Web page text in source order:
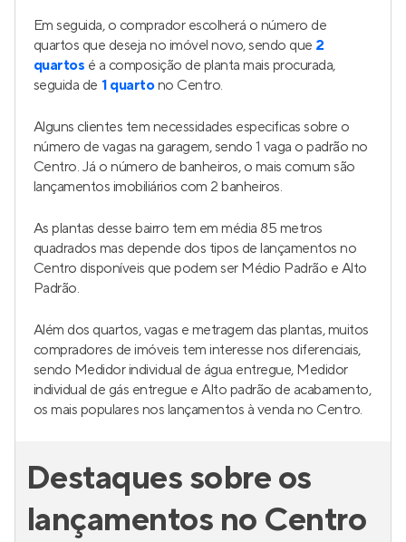
Em seguida, o comprador escolherá o número de
quartos que deseja no imóvel novo, sendo que 2
quartos é a composição de planta mais procurada,
seguida de 1 quartono Centro.
Alguns clientes tem necessidades especificas sobre o
número de vagas na garagem, sendo 1 vaga o padrão no
Centro. Já o número de banheiros, o mais comum são
lançamentos imobiliários com 2 banheiros.
As plantas desse bairro tem em média 85 metros
quadrados mas depende dos tipos de lançamentos no
Centro disponíveis que podem ser Médio Padrão e Alto
Padrão.
Além dos quartos, vagas e metragem das plantas, muitos
compradores de imóveis tem interesse nos diferenciais,
sendo Medidor individual de água entregue, Medidor
individual de gás entregue e Alto padrão de acabamento,
os mais populares nos lançamentos à venda no Centro.
Destaques sobre os
lançamentos no Centro